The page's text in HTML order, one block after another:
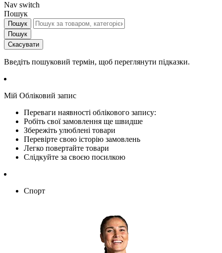
Nav switch
Пошук
Пошук
Пошук
Скасувати
Введіть пошуковий термін, щоб переглянути підказки.
Мій Обліковий запис
Переваги наявності облікового запису:
Робіть свої замовлення ще швидше
Збережіть улюблені товари
Перевірте свою історію замовлень
Легко повертайте товари
Слідкуйте за своєю посилкою
Спорт